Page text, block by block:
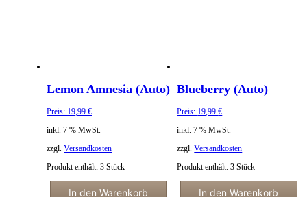
Lemon Amnesia (Auto)
Preis: 19,99 €
inkl. 7 % MwSt.
zzgl. Versandkosten
Produkt enthält: 3 Stück
In den Warenkorb
Blueberry (Auto)
Preis: 19,99€
inkl. 7 % MwSt.
zzgl.Versandkosten
Produkt enthält: 3Stück
In den Warenkorb